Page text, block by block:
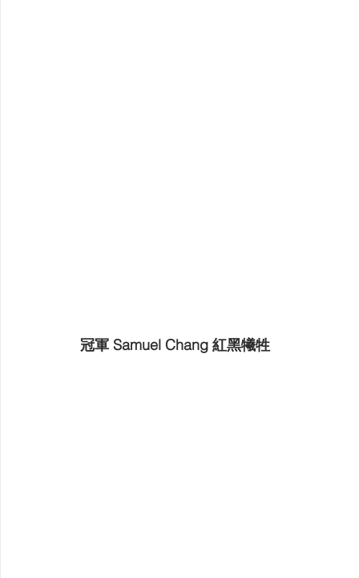
冠軍 Samuel Chang 紅黑犧牲